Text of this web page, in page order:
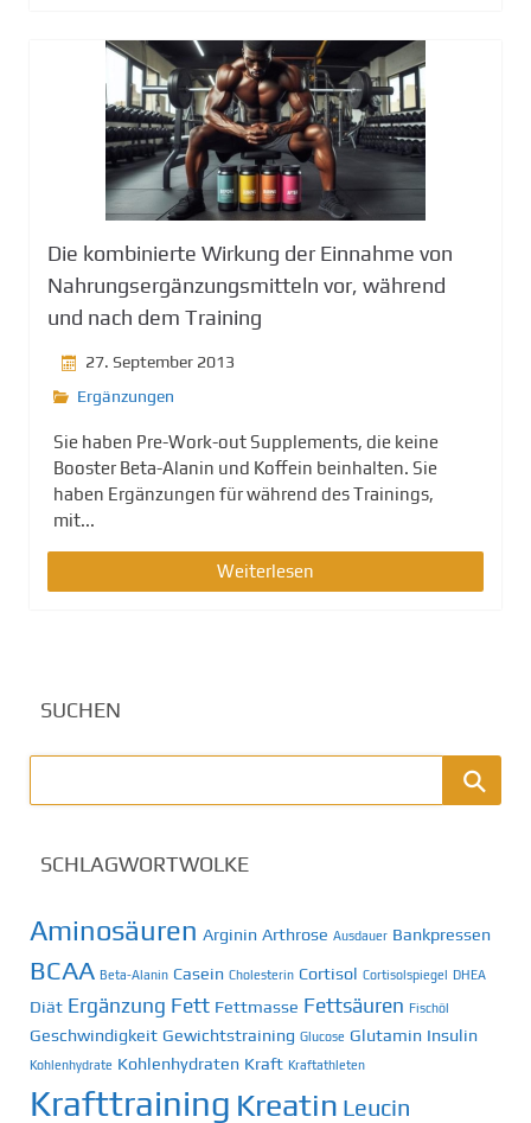
Die kombinierte Wirkung der Einnahme von
Nahrungsergänzungsmitteln vor, während
und nach dem Training
27. September 2013
Ergänzungen
Sie haben Pre-Work-out Supplements, die keine
Booster Beta-Alanin und Koffein beinhalten. Sie
haben Ergänzungen für während des Trainings,
mit...
Weiterlesen
SUCHEN
SCHLAGWORTWOLKE
Aminosäuren Arginin Arthrose Ausdauer Bankpressen
BCAA Beta-Alanin Casein Cholesterin Cortisol Cortisolspiegel DHEA
Diät Ergänzung Fett Fettmasse Fettsäuren Fischöl
Geschwindigkeit Gewichtstraining Glucose Glutamin Insulin
Kohlenhydrate Kohlenhydraten Kraft Kraftathleten
Krafttraining Kreatin Leucin